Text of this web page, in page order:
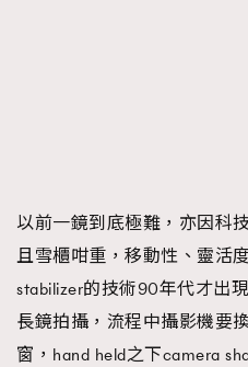
以前一鏡到底極難，亦因科
且雪櫃咁重，移動性、靈活
stabilizer的技術90年代才出
長鏡拍攝，流程中攝影機要
窗，hand held之下camera